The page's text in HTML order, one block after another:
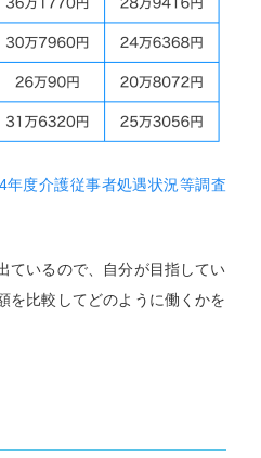
年度介護従事者処遇状況等調査
ているので、自分が目指してい
を比較してどのように働くかを